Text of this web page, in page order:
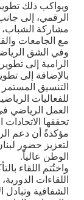
ويواكب ذلك تطوير
الرقمي، إلى
مشاركة الشباب،
مع الجامعات
وفي الشق
الرامية إلى
بالإضافة إلى
التنسيق
للفعاليات
العمل الرياضي
تحققها الاتحادات
مؤكدةً أن دعم
لتعزيز حضور
الوطن عالياً.
واختُتم اللقاء
اللقاءات
الشفافية